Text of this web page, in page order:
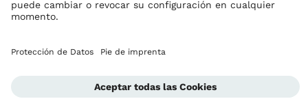
Términos y Condiciones
Sistema de Notificación de la Conformidad